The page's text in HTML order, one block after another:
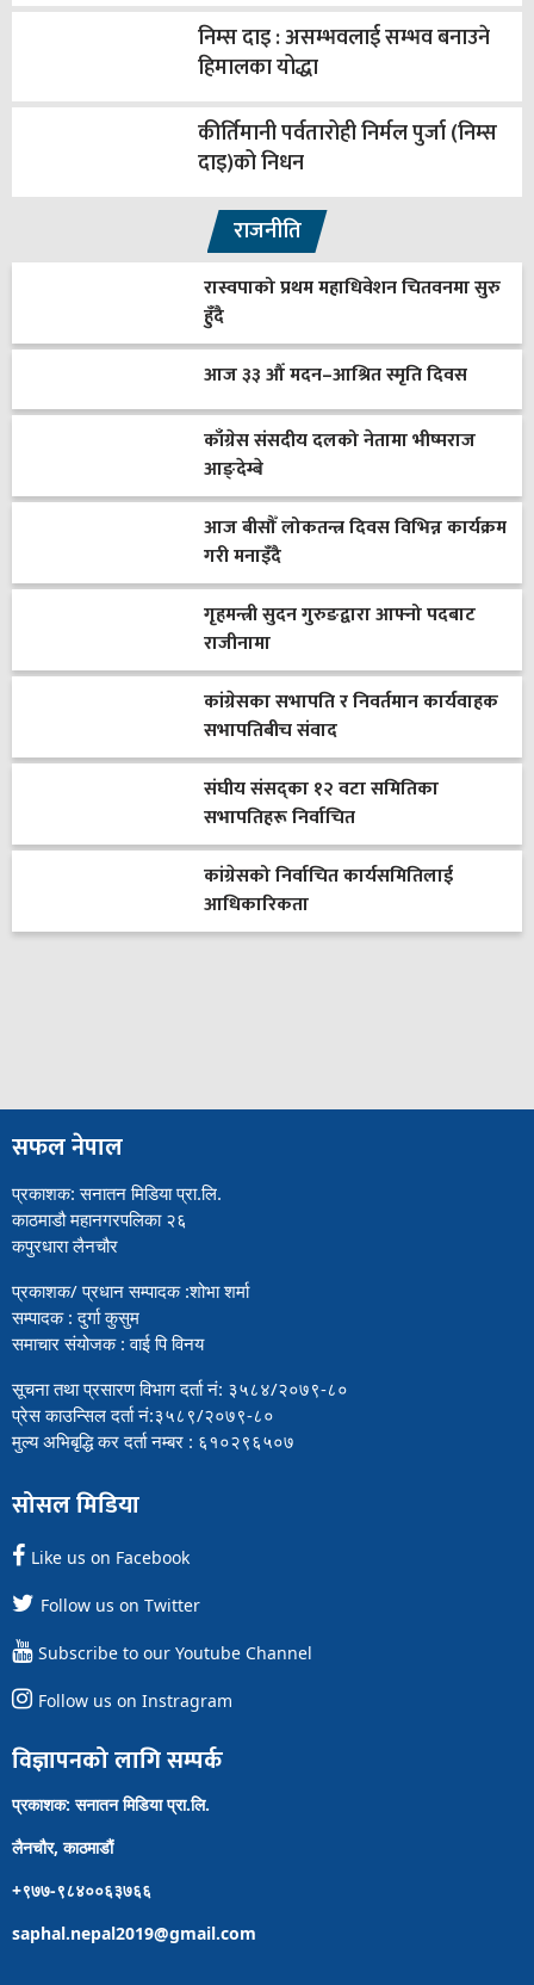
निम्स दाइ : असम्भवलाई सम्भव बनाउने
हिमालका योद्धा
कीर्तिमानी पर्वतारोही निर्मल पुर्जा (निम्स
दाइ)को निधन
राजनीति
रास्वपाको प्रथम महाधिवेशन चितवनमा सुरु
हुँदै
आज ३३ औँ मदन–आश्रित स्मृति दिवस
काँग्रेस संसदीय दलको नेतामा भीष्मराज
आङ्देम्बे
आज बीसौँ लोकतन्त्र दिवस विभिन्न कार्यक्रम
गरी मनाइँदै
गृहमन्त्री सुदन गुरुङद्वारा आफ्नो पदबाट
राजीनामा
कांग्रेसका सभापति र निवर्तमान कार्यवाहक
सभापतिबीच संवाद
संघीय संसद्का १२ वटा समितिका
सभापतिहरू निर्वाचित
कांग्रेसको निर्वाचित कार्यसमितिलाई
आधिकारिकता
सफल नेपाल
प्रकाशक: सनातन मिडिया प्रा.लि.
काठमाडौ महानगरपलिका २६
कपुरधारा लैनचौर
प्रकाशक/ प्रधान सम्पादक :शोभा शर्मा
सम्पादक : दुर्गा कुसुम
समाचार संयोजक : वाई पि विनय
सूचना तथा प्रसारण विभाग दर्ता नं: ३५८४/२०७९-८०
प्रेस काउन्सिल दर्ता नं:३५८९/२०७९-८०
मुल्य अभिबृद्धि कर दर्ता नम्बर : ६१०२९६५०७
सोसल मिडिया
Like us on Facebook
Follow us on Twitter
Subscribe to our Youtube Channel
Follow us on Instragram
विज्ञापनको लागि सम्पर्क
प्रकाशक: सनातन मिडिया प्रा.लि.
लैनचौर, काठमाडौं
+९७७-९८४००६३७६६
saphal.nepal2019@gmail.com